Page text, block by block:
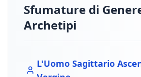
Sfumature di
Archetipi
L'Uomo Sagittario